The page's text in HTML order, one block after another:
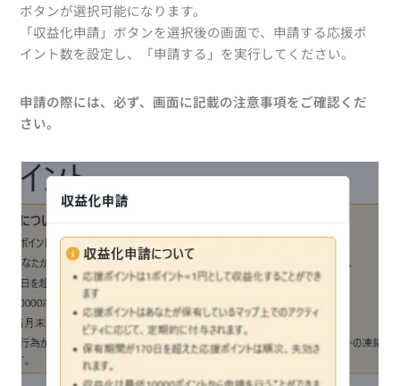
ボタンが選択可能になります。
「収益化申請」ボタンを選択後の画面で、申請する応援ポ
イント数を設定し、「申請する」を実行してください。
申請の際には、必ず、画面に記載の注意事項をご確認くだ
さい。